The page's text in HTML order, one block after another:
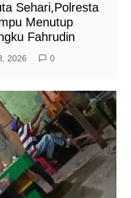
Sehari,Polresta
Menutup
Fahrudin
2026 0